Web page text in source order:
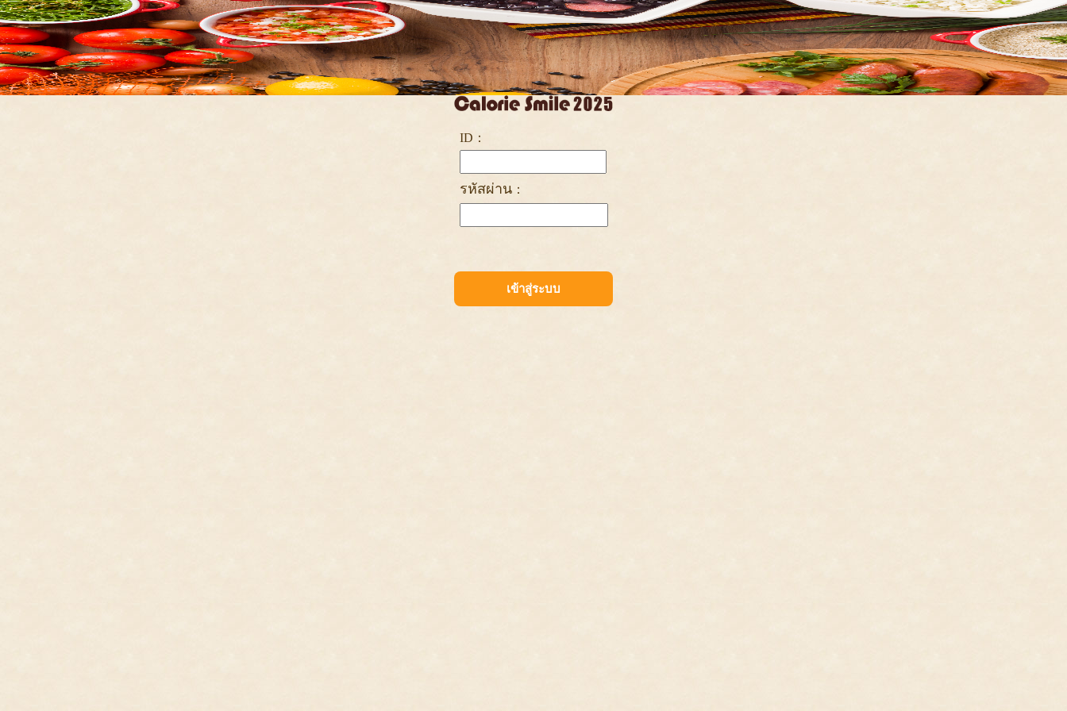
ID：
รหัสผ่าน：